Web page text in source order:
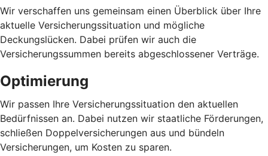
Wir verschaffen uns gemeinsam einen Überblick über Ihre
aktuelle Versicherungssituation und mögliche
Deckungslücken. Dabei prüfen wir auch die
Versicherungssummen bereits abgeschlossener Verträge.
Optimierung
Wir passen Ihre Versicherungssituation den aktuellen
Bedürfnissen an. Dabei nutzen wir staatliche Förderungen,
schließen Doppelversicherungen aus und bündeln
Versicherungen, um Kosten zu sparen.